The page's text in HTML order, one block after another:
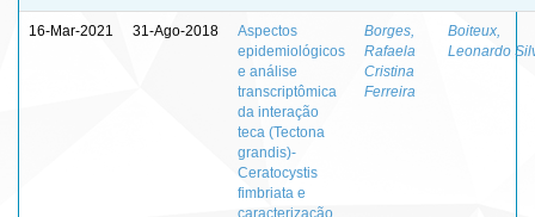
16-Mar-2021 31-Ago-2018
Aspectos
epidemiológicos
e análise
transcriptômica
da interação
teca (Tectona
grandis)-
Ceratocystis
fimbriata e
caracterização
Borges,
Rafaela
Cristina
Ferreira
Boiteux,
Leonardo